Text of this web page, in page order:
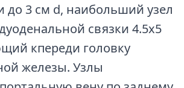
до 3 см d, наибольший узел
связки 4.5х5
кпереди головку
железы. Узлы